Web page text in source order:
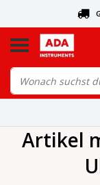
Artikel